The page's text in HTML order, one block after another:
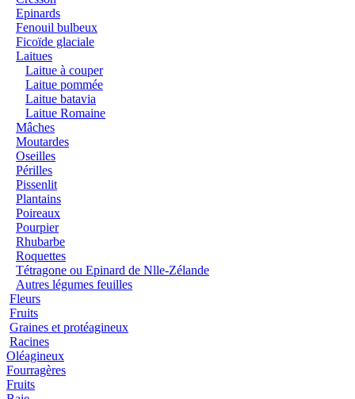
Epinards
Fenouil bulbeux
Ficoïde glaciale
Laitues
Laitue à couper
Laitue pommée
Laitue batavia
Laitue Romaine
Mâches
Moutardes
Oseilles
Périlles
Pissenlit
Plantains
Poireaux
Pourpier
Rhubarbe
Roquettes
Tétragone ou Epinard de Nlle-Zélande
Autres légumes feuilles
Fleurs
Fruits
Graines et protéagineux
Racines
Oléagineux
Fourragères
Fruits